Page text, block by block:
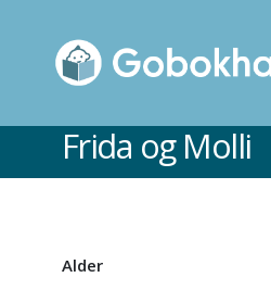
Frida og Molli
Alder